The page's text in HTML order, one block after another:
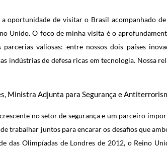
oportunidade de visitar o Brasil acompanhado
Unido. O foco de minha visita é o
valiosas: entre nossos dois países
indústrias de defesa ricas em tecnologia. Nossa
Ministra Adjunta para Segurança e
no setor de segurança e um parceiro
trabalhar juntos para encarar os desafios que
das Olimpíadas de Londres de 2012, o Reino